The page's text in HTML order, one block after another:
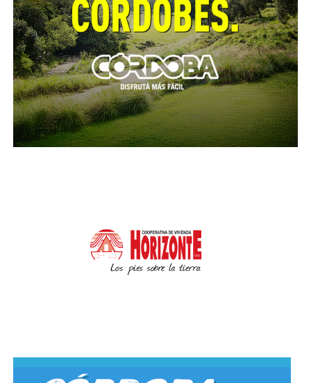
Conforme lo dicho, el magistrado resolvió rechazar
la oposición interpuesta por la defensa de Bacchiani
y elevar la causa a juicio por los delitos de estafa
reiterada —50 hechos— a tenor de los art. 45, 55 y
172 del Código Penal.